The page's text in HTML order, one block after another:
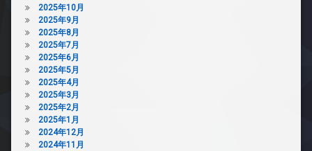
2025年10月
2025年9月
2025年8月
2025年7月
2025年6月
2025年5月
2025年4月
2025年3月
2025年2月
2025年1月
2024年12月
2024年11月